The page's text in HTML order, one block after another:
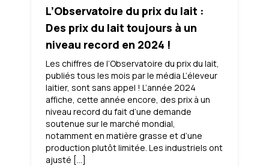
L’Observatoire du prix du lait :
Des prix du lait toujours à un
niveau record en 2024 !
Les chiffres de l’Observatoire du prix du lait,
publiés tous les mois par le média L’éleveur
laitier, sont sans appel ! L’année 2024
affiche, cette année encore, des prix à un
niveau record du fait d’une demande
soutenue sur le marché mondial,
notamment en matière grasse et d’une
production plutôt limitée. Les industriels ont
ajusté […]